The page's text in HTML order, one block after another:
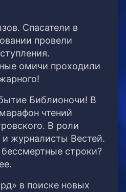
Спасатели в
провели
омичи проходили
Библионочи! В
чтений
В роли
и журналисты Вестей.
строки?
в поиске новых